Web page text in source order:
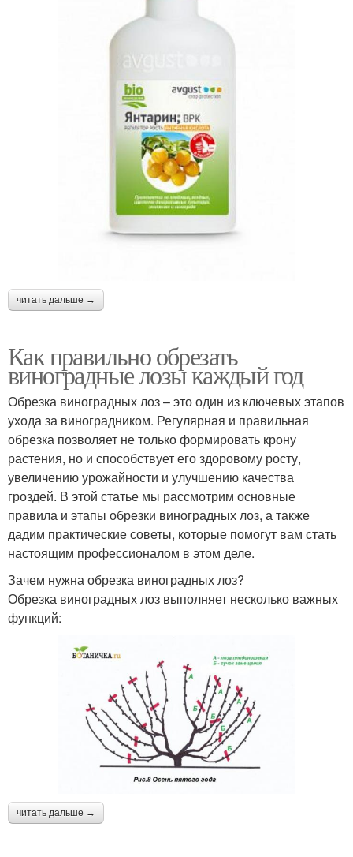
читать дальше →
Как правильно обрезать
виноградные лозы каждый год
Обрезка виноградных лоз – это один из ключевых этапов
ухода за виноградником. Регулярная и правильная
обрезка позволяет не только формировать крону
растения, но и способствует его здоровому росту,
увеличению урожайности и улучшению качества
гроздей. В этой статье мы рассмотрим основные
правила и этапы обрезки виноградных лоз, а также
дадим практические советы, которые помогут вам стать
настоящим профессионалом в этом деле.
Зачем нужна обрезка виноградных лоз?
Обрезка виноградных лоз выполняет несколько важных
функций:
читать дальше →